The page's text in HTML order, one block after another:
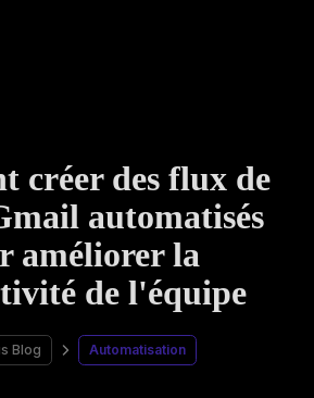
créer des flux de
automatisés
améliorer la
de l'équipe
Blog Automatisation